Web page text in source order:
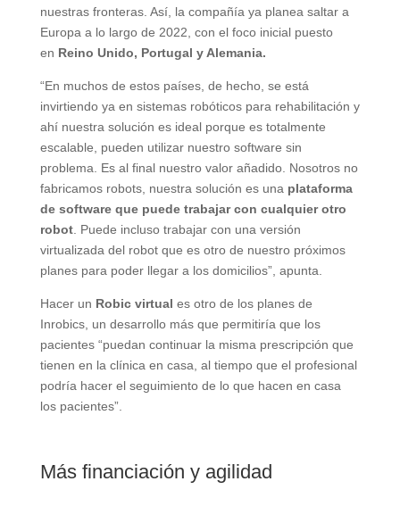
nuestras fronteras. Así, la compañía ya planea saltar a
Europa a lo largo de 2022, con el foco inicial puesto
en Reino Unido, Portugal y Alemania.
“En muchos de estos países, de hecho, se está
invirtiendo ya en sistemas robóticos para rehabilitación y
ahí nuestra solución es ideal porque es totalmente
escalable, pueden utilizar nuestro software sin
problema. Es al final nuestro valor añadido. Nosotros no
fabricamos robots, nuestra solución es una plataforma
de software que puede trabajar con cualquier otro
robot. Puede incluso trabajar con una versión
virtualizada del robot que es otro de nuestro próximos
planes para poder llegar a los domicilios”, apunta.
Hacer un Robic virtual es otro de los planes de
Inrobics, un desarrollo más que permitiría que los
pacientes “puedan continuar la misma prescripción que
tienen en la clínica en casa, al tiempo que el profesional
podría hacer el seguimiento de lo que hacen en casa
los pacientes”.
Más financiación y agilidad